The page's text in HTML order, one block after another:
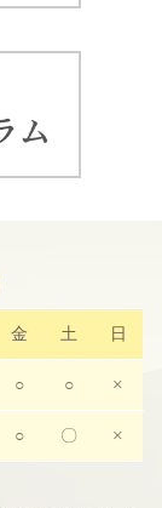
金 土 日
○ ○ ×
○ 〇 ×